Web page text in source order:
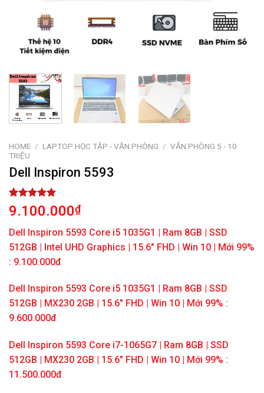
HOME / LAPTOP HỌC TẬP - VĂN PHÒNG / VĂN PHÒNG 5 - 10
TRIỆU
Dell Inspiron 5593
Rated5.00
out of 5
1
customer
rating
9.100.000₫
Dell Inspiron 5593 Core i5 1035G1 | Ram 8GB | SSD
512GB | Intel UHD Graphics | 15.6″ FHD | Win 10 | Mới 99%
: 9.100.000đ
Dell Inspiron 5593 Core i5 1035G1 | Ram 8GB | SSD
512GB | MX230 2GB | 15.6″ FHD | Win 10 | Mới 99% :
9.600.000đ
Dell Inspiron 5593 Core i7-1065G7 | Ram 8GB | SSD
512GB | MX230 2GB | 15.6″ FHD | Win 10 | Mới 99% :
11.500.000đ